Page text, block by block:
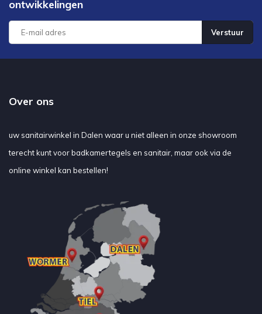
ontwikkelingen
Verstuur
Over ons
uw sanitairwinkel in Dalen waar u niet alleen in onze showroom
terecht kunt voor badkamertegels en sanitair, maar ook via de
online winkel kan bestellen!